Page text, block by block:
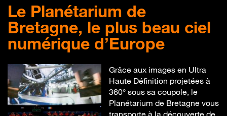
Le Planétarium de
Bretagne, le plus beau ciel
numérique d’Europe
Grâce aux images en Ultra
Haute Définition projetées à
360° sous sa coupole, le
Planétarium de Bretagne vous
transporte à la découverte de